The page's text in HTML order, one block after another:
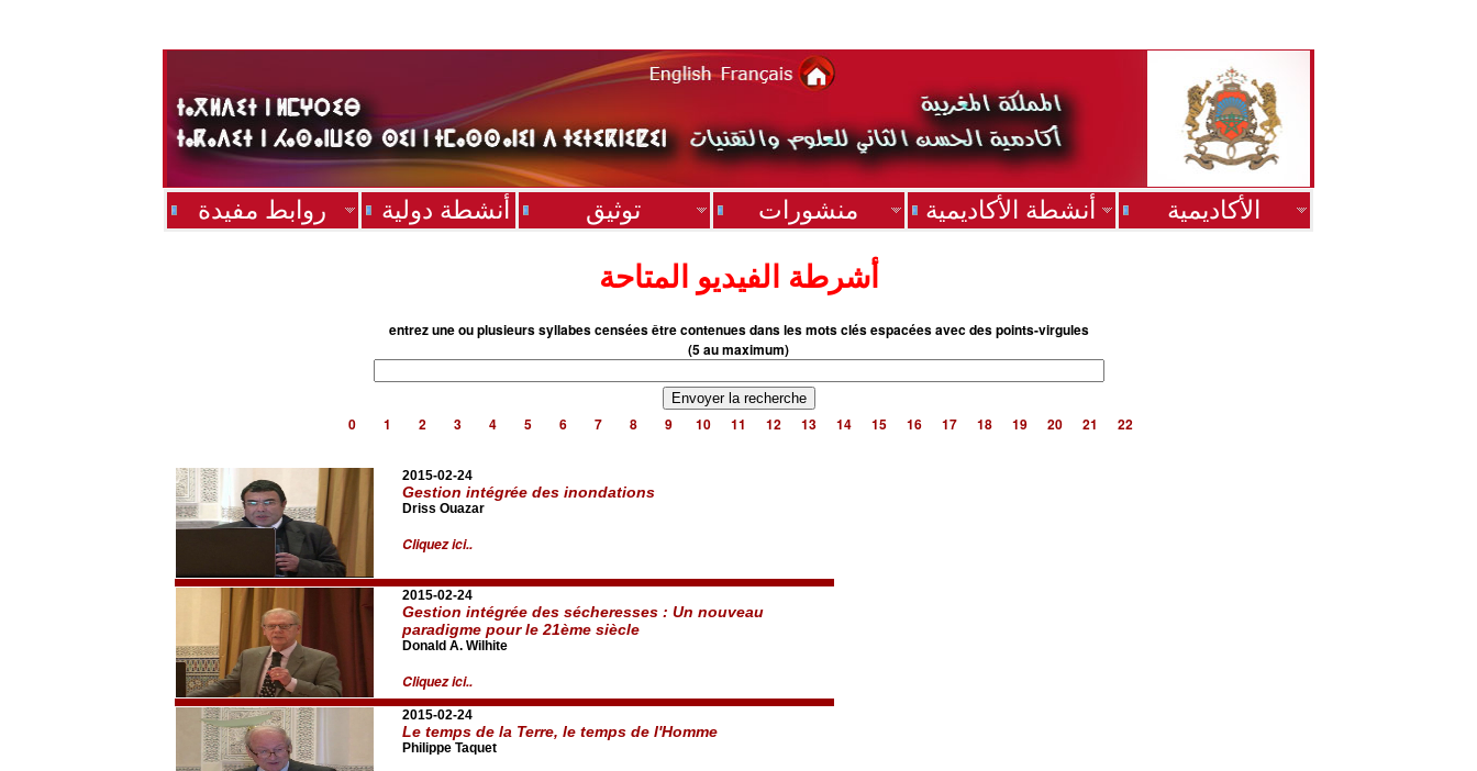
روابط مفيدة أنشطة دولية توثيق منشورات أنشطة الأكاديمية الأكاديمية
أشرطة الفيديو المتاحة
entrez une ou plusieurs syllabes censées être contenues dans les mots clés espacées avec des points-virgules
(5 au maximum)
0 1 2 3 4 5 6 7 8 9 10 11 12 13 14 15 16 17 18 19 20 21 22
2015-02-24
Gestion intégrée des inondations
Driss Ouazar
Cliquez ici..
2015-02-24
Gestion intégrée des sécheresses : Un nouveau
paradigme pour le 21ème siècle
Donald A. Wilhite
Cliquez ici..
2015-02-24
Le temps de la Terre, le temps de l'Homme
Philippe Taquet